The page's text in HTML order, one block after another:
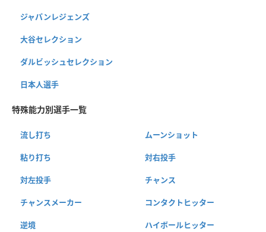
ジャパンレジェンズ
大谷セレクション
ダルビッシュセレクション
日本人選手
特殊能力別選手一覧
流し打ち ムーンショット
粘り打ち 対右投手
対左投手 チャンス
チャンスメーカー コンタクトヒッター
逆境 ハイボールヒッター